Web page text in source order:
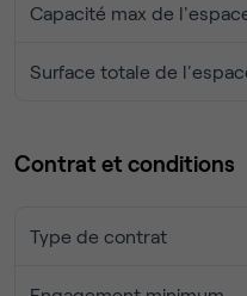
Capacité max de
Surface totale de
Contrat et conditions
Type de contrat